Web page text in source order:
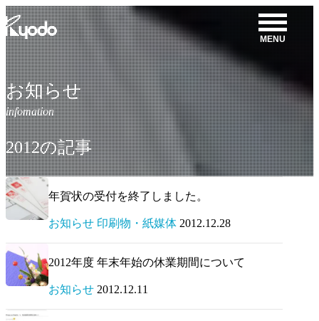
コ
ン
テ
ン
ツ
を
表
示
MENU
お知らせ
2012の記事
年賀状の受付を終了しました。
お知らせ 印刷物・紙媒体 2012.12.28
2012年度 年末年始の休業期間について
お知らせ 2012.12.11